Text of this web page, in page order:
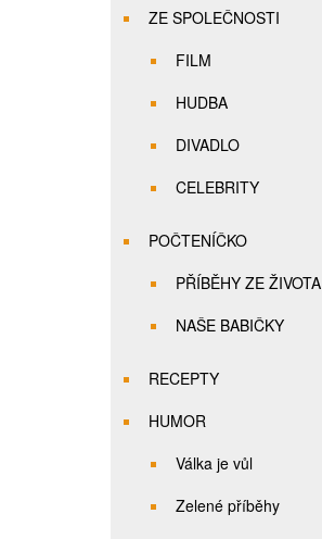
ZE SPOLEČNOSTI
FILM
HUDBA
DIVADLO
CELEBRITY
POČTENÍČKO
PŘÍBĚHY ZE ŽIVOTA
NAŠE BABIČKY
RECEPTY
HUMOR
Válka je vůl
Zelené příběhy